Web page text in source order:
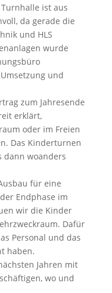
ist aus
da gerade die
und HLS
wurde
und
zum Jahresende
erklärt,
oder im Freien
Das Kinderturnen
dann woanders
für eine
Endphase im
wir die Kinder
Dafür
Personal und das
haben.
Jahren mit
wo und